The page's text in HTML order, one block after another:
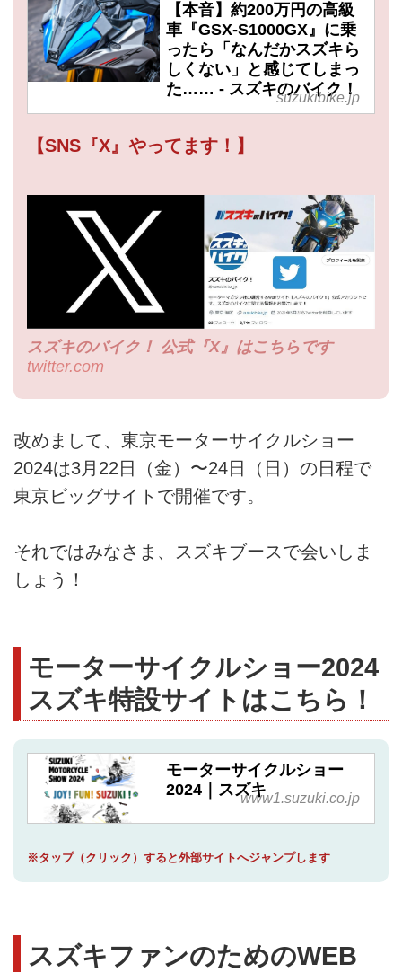
【本音】約200万円の高級
車『GSX-S1000GX』に乗
ったら「なんだかスズキら
しくない」と感じてしまっ
た…… - スズキのバイク！
suzukibike.jp
【SNS『X』やってます！】
スズキのバイク！ 公式『X』はこちらです
twitter.com
改めまして、東京モーターサイクルショー
2024は3月22日（金）〜24日（日）の日程で
東京ビッグサイトで開催です。
それではみなさま、スズキブースで会いしま
しょう！
モーターサイクルショー2024
スズキ特設サイトはこちら！
モーターサイクルショー
2024｜スズキwww1.suzuki.co.jp
※タップ（クリック）すると外部サイトへジャンプします
スズキファンのためのWEB